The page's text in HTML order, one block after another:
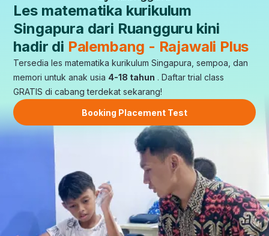
Les matematika kurikulum
Singapura dari Ruangguru kini
hadir di Palembang - Rajawali Plus
Tersedia les matematika kurikulum Singapura, sempoa, dan
memori untuk anak usia 4-18 tahun . Daftar trial class
GRATIS di cabang terdekat sekarang!
Booking Placement Test